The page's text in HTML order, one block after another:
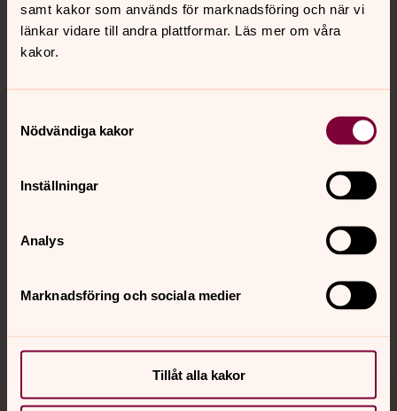
samt kakor som används för marknadsföring och när vi
länkar vidare till andra plattformar. Läs mer om våra
kakor.
Nödvändiga kakor
Inställningar
Analys
Marknadsföring och sociala medier
Tillåt alla kakor
Kontakt